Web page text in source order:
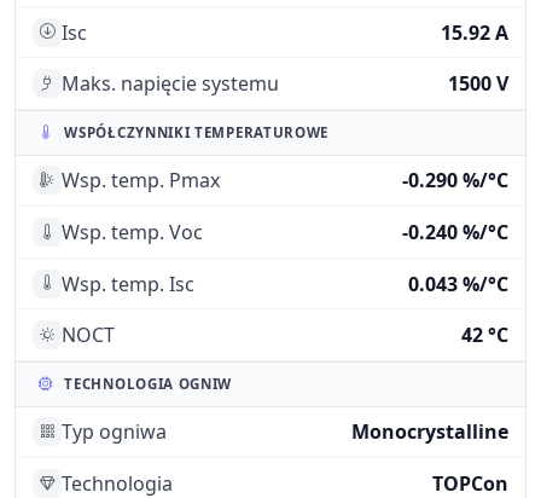
Isc
15.92 A
Maks. napięcie systemu
1500 V
WSPÓŁCZYNNIKI TEMPERATUROWE
Wsp. temp. Pmax
-0.290 %/°C
Wsp. temp. Voc
-0.240 %/°C
Wsp. temp. Isc
0.043 %/°C
NOCT
42 °C
TECHNOLOGIA OGNIW
Typ ogniwa
Monocrystalline
Technologia
TOPCon